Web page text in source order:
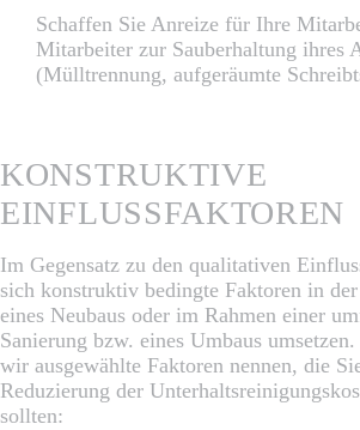
Schaffen Sie Anreize für Ihre
Mitarbeiter zur Sauberhaltung ihres
(Mülltrennung, aufgeräumte
KONSTRUKTIVE
EINFLUSSFAKTOREN
Im Gegensatz zu den qualitativen
sich konstruktiv bedingte Faktoren in
eines Neubaus oder im Rahmen einer
Sanierung bzw. eines Umbaus
wir ausgewählte Faktoren nennen, die
Reduzierung der
sollten: